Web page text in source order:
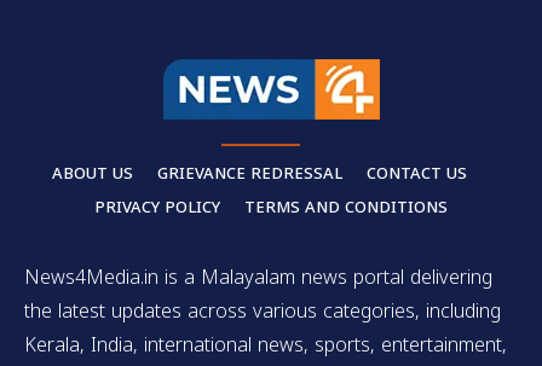
ABOUT US GRIEVANCE REDRESSAL
CONTACT US
PRIVACY POLICY
TERMS AND CONDITIONS
News4Media.in is a Malayalam news portal delivering
the latest updates across various categories, including
Kerala, India, international news, sports, entertainment,